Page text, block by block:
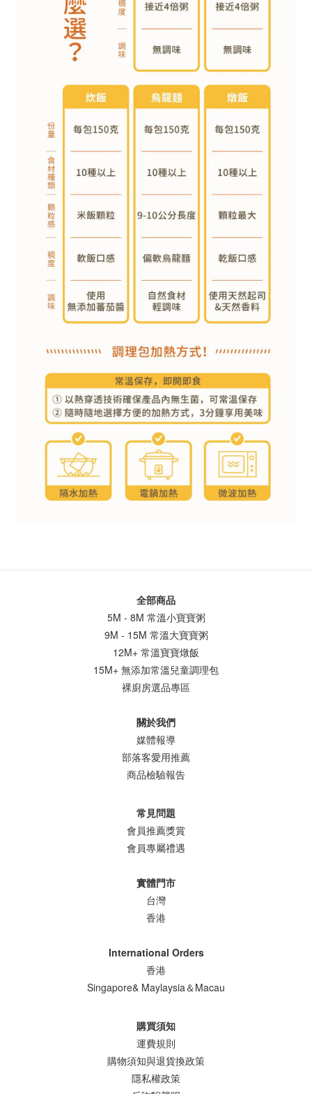
全部商品
5M - 8M 常溫小寶寶粥
9M - 15M 常溫大寶寶粥
12M+ 常溫寶寶燉飯
15M+ 無添加常溫兒童調理包
裸廚房選品專區
關於我們
媒體報導
部落客愛用推薦
商品檢驗報告
常見問題
會員推薦獎賞
會員專屬禮遇
實體門市
台灣
香港
International Orders
香港
Singapore& Maylaysia＆Macau
購買須知
運費規則
購物須知與退貨換政策
隱私權政策